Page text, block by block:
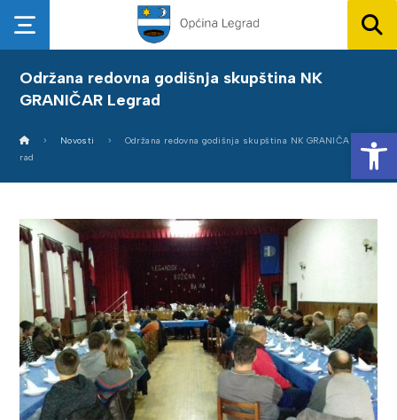
Održana redovna godišnja skupština NK
GRANIČAR Legrad
Novosti
Održana redovna godišnja skupština NK GRANIČAR Leg
rad